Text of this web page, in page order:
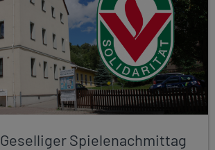
Geselliger Spielenachmittag